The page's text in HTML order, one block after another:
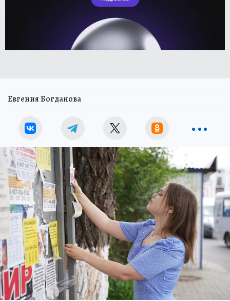
Евгения Богданова